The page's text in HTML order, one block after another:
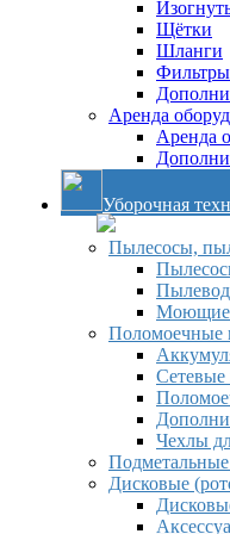
Щётки
Шланги
Аренда
Аренда
Уборочная
Пылесосы,
Моющие
Чехлы
Дисковые